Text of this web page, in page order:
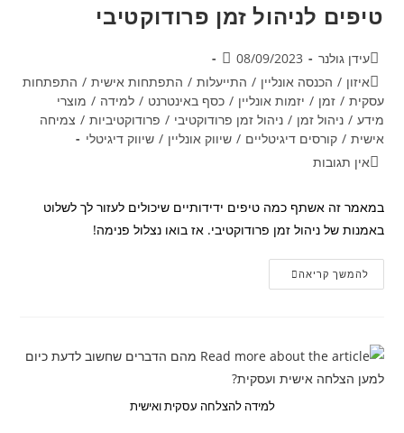
טיפים לניהול זמן פרודוקטיבי
מחבר:
עידן גולנר פורסם:
08/09/2023
קטגוריה:
איזון / הכנסה אונליין / התייעלות / התפתחות אישית / התפתחות
עסקית / זמן / יזמות אונליין / כסף באינטרנט / למידה / מוצרי
מידע / ניהול זמן / ניהול זמן פרודוקטיבי / פרודוקטיביות / צמיחה
אישית / קורסים דיגיטליים / שיווק אונליין / שיווק דיגיטלי
תגובות:
אין תגובות
במאמר זה אשתף כמה טיפים ידידותיים שיכולים לעזור לך לשלוט
באמנות של ניהול זמן פרודוקטיבי. אז בואו נצלול פנימה!
להמשך קריאהטיפים
לניהול
למידה להצלחה עסקית ואישית